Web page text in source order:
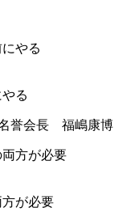
る
名誉会長 福嶋康博
が必要